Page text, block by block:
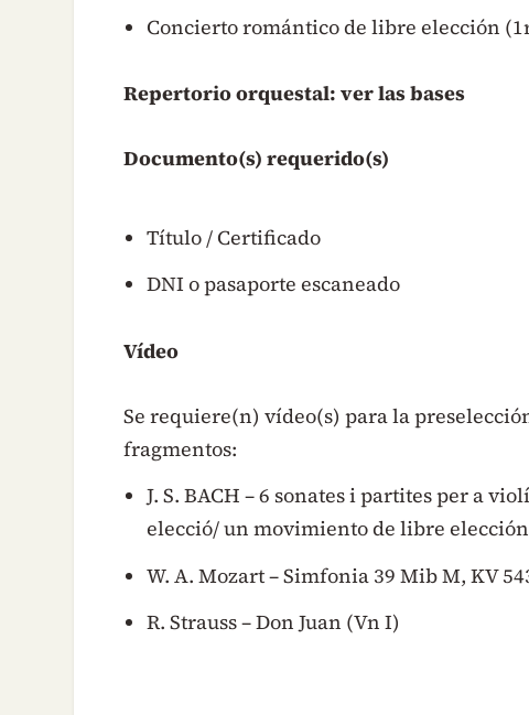
Concierto romántico de libre elección
Repertorio orquestal: ver las bases
Documento(s) requerido(s)
Título / Certificado
DNI o pasaporte escaneado
Vídeo
Se requiere(n) vídeo(s) para la
fragmentos:
J. S. BACH – 6 sonates i partites per a
elecció/ un movimiento de libre
W. A. Mozart – Simfonia 39 Mib M, KV
R. Strauss – Don Juan (Vn I)